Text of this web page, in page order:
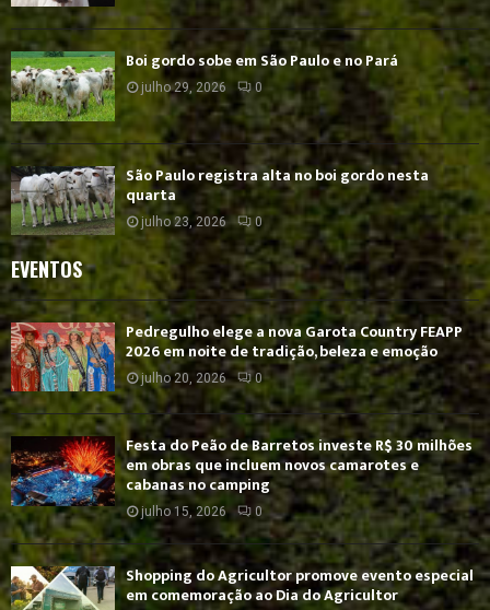
Boi gordo sobe em São Paulo e no Pará
julho 29, 2026 0
São Paulo registra alta no boi gordo nesta
quarta
julho 23, 2026 0
EVENTOS
Pedregulho elege a nova Garota Country FEAPP
2026 em noite de tradição, beleza e emoção
julho 20, 2026 0
Festa do Peão de Barretos investe R$ 30 milhões
em obras que incluem novos camarotes e
cabanas no camping
julho 15, 2026 0
Shopping do Agricultor promove evento especial
em comemoração ao Dia do Agricultor